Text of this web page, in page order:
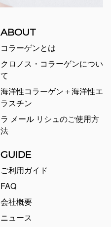
ABOUT
コラーゲンとは
クロノス・コラーゲンについ
て
海洋性コラーゲン＋海洋性エ
ラスチン
ラ メール リシュのご使用方
法
GUIDE
ご利用ガイド
FAQ
会社概要
ニュース